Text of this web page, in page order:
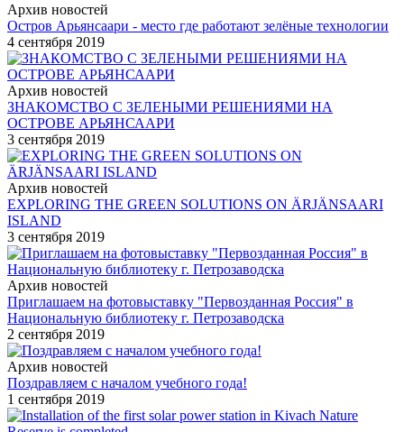
Архив новостей
Остров Арьянсаари - место где работают зелёные технологии
4 сентября 2019
Архив новостей
ЗНАКОМСТВО С ЗЕЛЕНЫМИ РЕШЕНИЯМИ НА
ОСТРОВЕ АРЬЯНСААРИ
3 сентября 2019
Архив новостей
EXPLORING THE GREEN SOLUTIONS ON ÄRJÄNSAARI
ISLAND
3 сентября 2019
Архив новостей
Приглашаем на фотовыставку "Первозданная Россия" в
Национальную библиотеку г. Петрозаводска
2 сентября 2019
Архив новостей
Поздравляем с началом учебного года!
1 сентября 2019